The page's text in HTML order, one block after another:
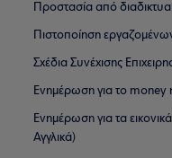
Προστασία από
Πιστοποίηση
Σχέδια Συνέχισης
Ενημέρωση για το money
Ενημέρωση για τα
Αγγλικά)